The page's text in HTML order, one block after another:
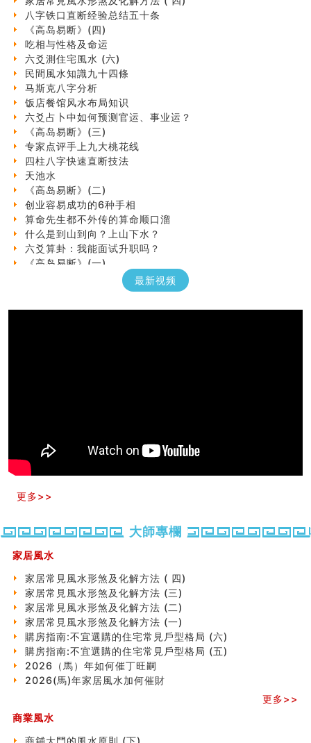
八字铁口直断经验总结五十条
《高岛易断》(四)
吃相与性格及命运
六爻測住宅風水 (六)
民間風水知識九十四條
马斯克八字分析
饭店餐馆风水布局知识
六爻占卜中如何预测官运、事业运？
《高岛易断》(三)
专家点评手上九大桃花线
四柱八字快速直断技法
天池水
《高岛易断》(二)
创业容易成功的6种手相
算命先生都不外传的算命顺口溜
什么是到山到向？上山下水？
六爻算卦：我能面试升职吗？
《高岛易断》(一)
朱德總司命造 (名⼈⼋字淺析九）
刘燮鈞讲人相 手相论财运
六爻測住宅風水 (五)
一篇文章解答八字命理所有困惑
汽车风水
姓名字义玄机藏凶吉
玄空本义(十)
四墓库真诠
套房風水怎麼看？ 租屋風水禁忌有哪些？搬家禁忌要注
意！
精选1500个五行属金的字
玄空本义(九)
八字十神与坐基关系详解
精选1000个五行属土的字
人的面相看财运
玄空本义(八)
六爻算卦：测腹中胎儿是男是女
中國改革開放總設計師鄧小平命造 (名人八字淺析八）
玄空本义(七)
刘燮鈞讲人相 手纹与命运(二)
最新视频
更多>>
大師專欄
家居風水
家居常見風水形煞及化解方法 ( 四)
家居常見風水形煞及化解方法 (三)
家居常見風水形煞及化解方法 (二)
家居常見風水形煞及化解方法 (一)
購房指南:不宜選購的住宅常見戶型格局 (六)
購房指南:不宜選購的住宅常見戶型格局 (五)
2026（馬）年如何催丁旺嗣
2026(馬)年家居風水加何催財
更多>>
商業風水
商舖大門的風水原則 (下)